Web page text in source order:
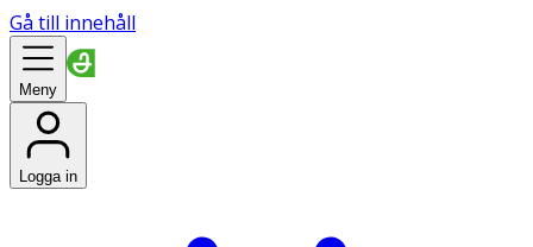
Gå till innehåll
Meny
Logga in